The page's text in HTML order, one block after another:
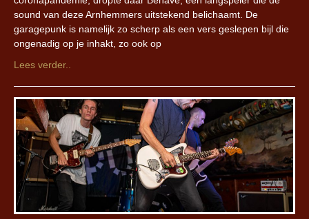
sound van deze Arnhemmers uitstekend belichaamt. De
garagepunk is namelijk zo scherp als een vers geslepen bijl die
ongenadig op je inhakt, zo ook op
Lees verder..